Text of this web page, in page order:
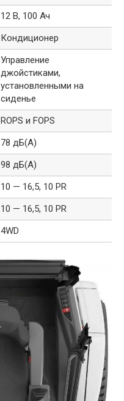
12 В, 100 Ач
Кондиционер
Управление
джойстиками,
установленными на
сиденье
ROPS и FOPS
78 дБ(А)
98 дБ(А)
10 — 16,5, 10 PR
10 — 16,5, 10 PR
4WD